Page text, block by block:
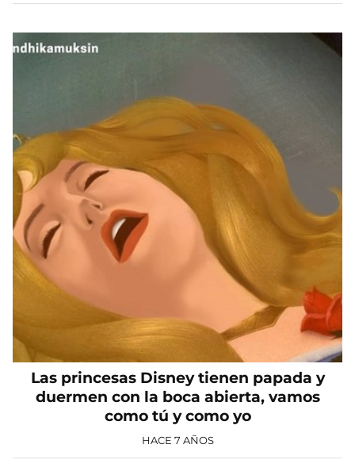
Las princesas Disney tienen papada y
duermen con la boca abierta, vamos
como tú y como yo
HACE 7 AÑOS